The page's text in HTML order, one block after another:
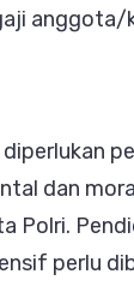
anggota/
dan
Polri.
perlu